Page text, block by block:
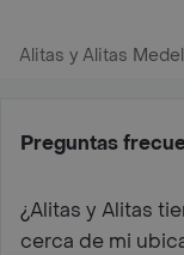
Alitas y Alitas
Preguntas
¿Alitas y Alitas
cerca de mi